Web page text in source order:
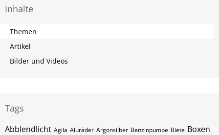
Inhalte
Themen
Artikel
Bilder und Videos
Tags
Abblendlicht Agila Aluräder Argonsilber Benzinpumpe Biete Boxen